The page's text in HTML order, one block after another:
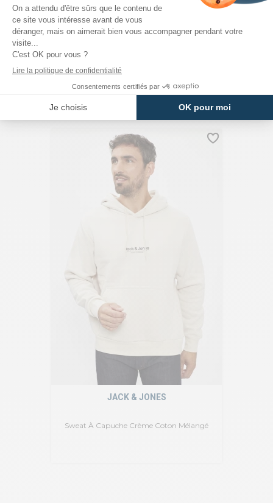
Sweat À Capuche Noir Coton Mélangé
Sweat À Capuche Crème Coton Mélangé
JACK & JONES